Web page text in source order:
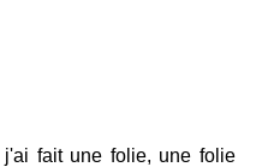
fait une folie, une folie